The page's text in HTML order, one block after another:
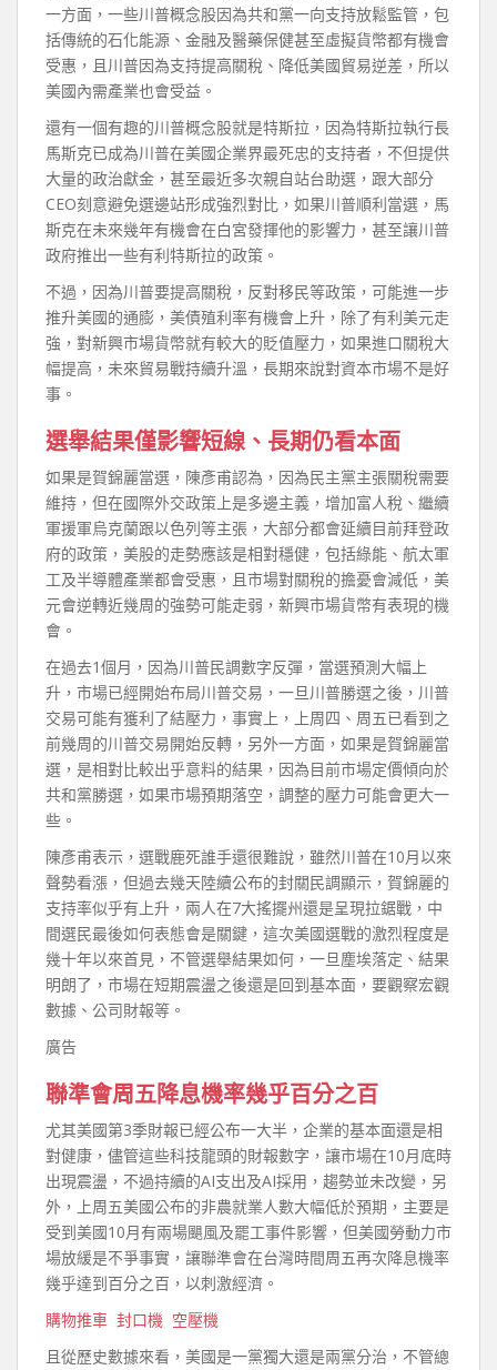
一方面，一些川普概念股因為共和黨一向支持放鬆監管，包
括傳統的石化能源、金融及醫藥保健甚至虛擬貨幣都有機會
受惠，且川普因為支持提高關稅、降低美國貿易逆差，所以
美國內需產業也會受益。
還有一個有趣的川普概念股就是特斯拉，因為特斯拉執行長
馬斯克已成為川普在美國企業界最死忠的支持者，不但提供
大量的政治獻金，甚至最近多次親自站台助選，跟大部分
CEO刻意避免選邊站形成強烈對比，如果川普順利當選，馬
斯克在未來幾年有機會在白宮發揮他的影響力，甚至讓川普
政府推出一些有利特斯拉的政策。
不過，因為川普要提高關稅，反對移民等政策，可能進一步
推升美國的通膨，美債殖利率有機會上升，除了有利美元走
強，對新興市場貨幣就有較大的貶值壓力，如果進口關稅大
幅提高，未來貿易戰持續升溫，長期來說對資本市場不是好
事。
選舉結果僅影響短線、長期仍看本面
如果是賀錦麗當選，陳彥甫認為，因為民主黨主張關稅需要
維持，但在國際外交政策上是多邊主義，增加富人稅、繼續
軍援軍烏克蘭跟以色列等主張，大部分都會延續目前拜登政
府的政策，美股的走勢應該是相對穩健，包括綠能、航太軍
工及半導體產業都會受惠，且市場對關稅的擔憂會減低，美
元會逆轉近幾周的強勢可能走弱，新興市場貨幣有表現的機
會。
在過去1個月，因為川普民調數字反彈，當選預測大幅上
升，市場已經開始布局川普交易，一旦川普勝選之後，川普
交易可能有獲利了結壓力，事實上，上周四、周五已看到之
前幾周的川普交易開始反轉，另外一方面，如果是賀錦麗當
選，是相對比較出乎意料的結果，因為目前市場定價傾向於
共和黨勝選，如果市場預期落空，調整的壓力可能會更大一
些。
陳彥甫表示，選戰鹿死誰手還很難說，雖然川普在10月以來
聲勢看漲，但過去幾天陸續公布的封關民調顯示，賀錦麗的
支持率似乎有上升，兩人在7大搖擺州還是呈現拉鋸戰，中
間選民最後如何表態會是關鍵，這次美國選戰的激烈程度是
幾十年以來首見，不管選舉結果如何，一旦塵埃落定、結果
明朗了，市場在短期震盪之後還是回到基本面，要觀察宏觀
數據、公司財報等。
廣告
聯準會周五降息機率幾乎百分之百
尤其美國第3季財報已經公布一大半，企業的基本面還是相
對健康，儘管這些科技龍頭的財報數字，讓市場在10月底時
出現震盪，不過持續的AI支出及AI採用，趨勢並未改變，另
外，上周五美國公布的非農就業人數大幅低於預期，主要是
受到美國10月有兩場颶風及罷工事件影響，但美國勞動力市
場放緩是不爭事實，讓聯準會在台灣時間周五再次降息機率
幾乎達到百分之百，以刺激經濟。
購物推車 封口機 空壓機
且從歷史數據來看，美國是一黨獨大還是兩黨分治，不管總